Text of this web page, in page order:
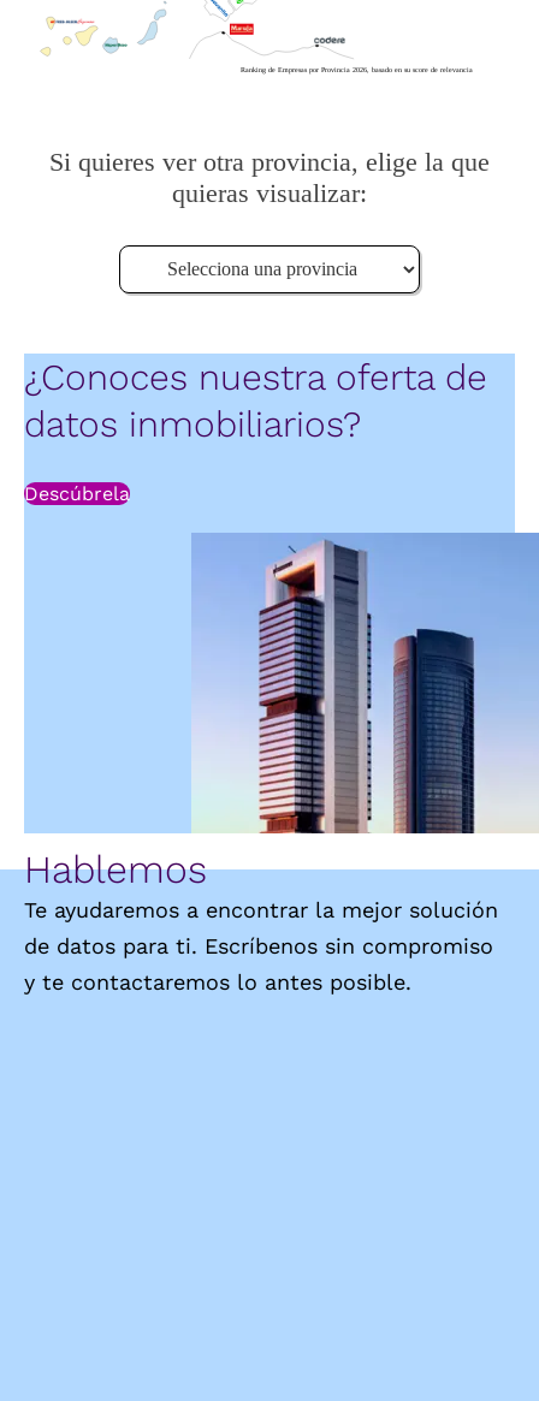
Ranking de Empresas por Provincia 2026, basado en su score de relevancia
Si quieres ver otra provincia, elige la que
quieras visualizar:
¿Conoces nuestra oferta de
datos inmobiliarios?
Descúbrela
Hablemos
Te ayudaremos a encontrar la mejor solución
de datos para ti. Escríbenos sin compromiso
y te contactaremos lo antes posible.